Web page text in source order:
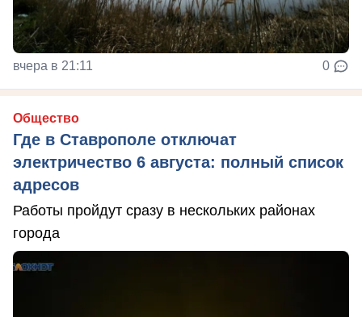
вчера в 21:11 0
Общество
Где в Ставрополе отключат
электричество 6 августа: полный список
адресов
Работы пройдут сразу в нескольких районах
города